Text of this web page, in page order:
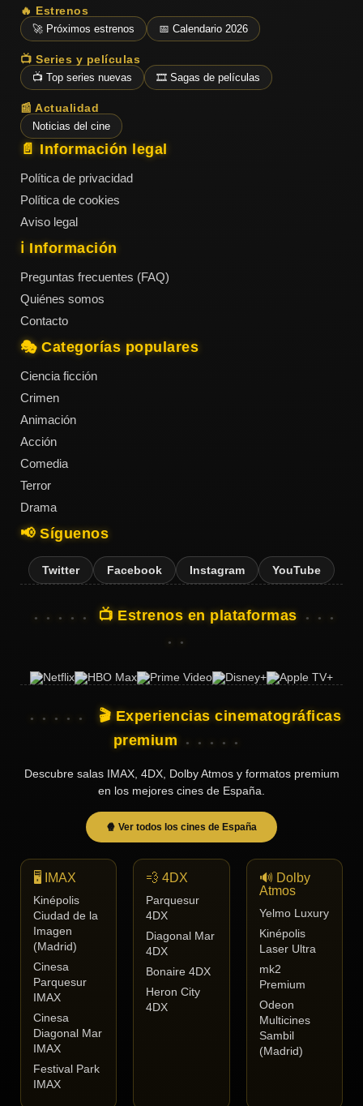
📅
ESTRENOS
Y
CALENDARIO
Estrenos
de Cine
2026
Series
2026
Estrenos
2025
Acción
Terror
Ficción
TENDENCIAS
Películas
del mes
Tendencias
tráilers
🔥 Estrenos
🚀 Próximos estrenos 📅 Calendario 2026
📺 Series y películas
📺 Top series nuevas 🎞️ Sagas de películas
📰 Actualidad
Noticias del cine
📄 Información legal
Política de privacidad
Política de cookies
Aviso legal
ℹ️ Información
Preguntas frecuentes (FAQ)
Quiénes somos
Contacto
🎭 Categorías populares
Ciencia ficción
Crimen
Animación
Acción
Comedia
Terror
Drama
📢 Síguenos
Twitter Facebook Instagram YouTube
📺 Estrenos en plataformas
🎬 Experiencias cinematográficas
premium
Descubre salas IMAX, 4DX, Dolby Atmos y formatos premium
en los mejores cines de España.
🍿 Ver todos los cines de España
🖥️ IMAX
Kinépolis
Ciudad de la
Imagen
(Madrid)
Cinesa
Parquesur
IMAX
Cinesa
Diagonal Mar
IMAX
Festival Park
IMAX
💨 4DX
Parquesur
4DX
Diagonal Mar
4DX
Bonaire 4DX
Heron City
4DX
🔊 Dolby
Atmos
Yelmo Luxury
Kinépolis
Laser Ultra
mk2
Premium
Odeon
Multicines
Sambil
(Madrid)